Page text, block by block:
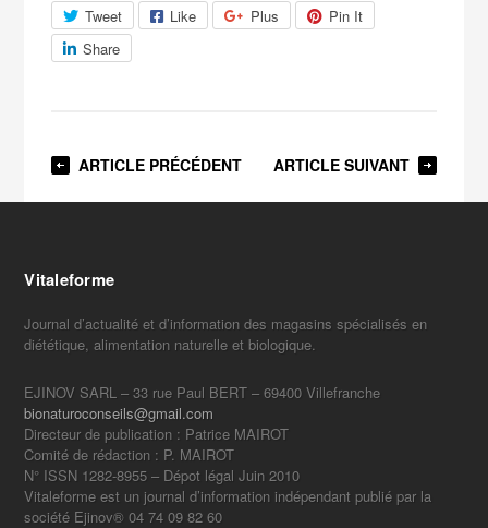
Tweet Like Plus
Pin It
Share
ARTICLE PRÉCÉDENT ARTICLE SUIVANT
Vitaleforme
Journal d’actualité et d’information des magasins spécialisés en
diététique, alimentation naturelle et biologique.
EJINOV SARL – 33 rue Paul BERT – 69400 Villefranche
bionaturoconseils@gmail.com
Directeur de publication : Patrice MAIROT
Comité de rédaction : P. MAIROT
N° ISSN 1282-8955 – Dépot légal Juin 2010
Vitaleforme est un journal d’information indépendant publié par la
société Ejinov® 04 74 09 82 60